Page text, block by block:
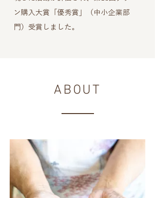
ン購入大賞「優秀賞」（中小企業部
門）受賞しました。
ABOUT